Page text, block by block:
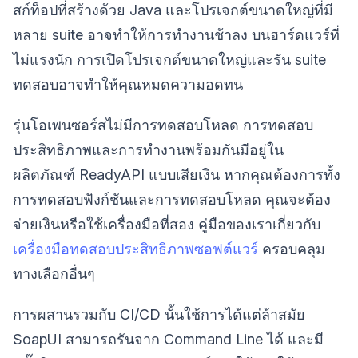
สก์ท็อปที่สร้างด้วย Java และโปรเจกต์ขนาดใหญ่ที่มี
หลาย suite อาจทำให้การทำงานช้าลง บนฮาร์ดแวร์ที่
ไม่แรงนัก การเปิดโปรเจกต์ขนาดใหญ่และรัน suite
ทดสอบอาจทำให้คุณหมดความอดทน
รุ่นโอเพนซอร์สไม่มีการทดสอบโหลด การทดสอบ
ประสิทธิภาพและการทำงานพร้อมกันมีอยู่ใน
ผลิตภัณฑ์ ReadyAPI แบบเสียเงิน หากคุณต้องการทั้ง
การทดสอบฟังก์ชันและการทดสอบโหลด คุณจะต้อง
จ่ายเงินหรือใช้เครื่องมือที่สอง คู่มือของเราเกี่ยวกับ
เครื่องมือทดสอบประสิทธิภาพซอฟต์แวร์ ครอบคลุม
ทางเลือกอื่นๆ
การผสานรวมกับ CI/CD นั้นใช้การได้แต่ล้าสมัย
SoapUI สามารถรันจาก Command Line ได้ และมี